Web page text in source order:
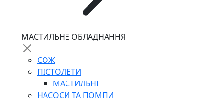
МАСТИЛЬНЕ ОБЛАДНАННЯ
СОЖ
ПІСТОЛЕТИ
МАСТИЛЬНІ
НАСОСИ ТА ПОМПИ